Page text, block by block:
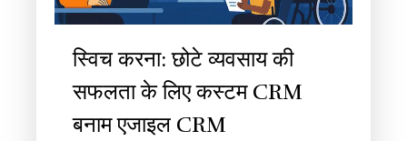
स्विच करना: छोटे व्यवसाय की
सफलता के लिए कस्टम CRM
बनाम एजाइल CRM